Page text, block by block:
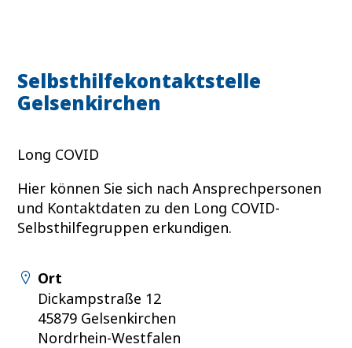
Selbsthilfekontaktstelle
Gelsenkirchen
Long COVID
Hier können Sie sich nach Ansprechpersonen
und Kontaktdaten zu den Long COVID-
Selbsthilfegruppen erkundigen.
Ort
Dickampstraße 12
45879 Gelsenkirchen
Nordrhein-Westfalen